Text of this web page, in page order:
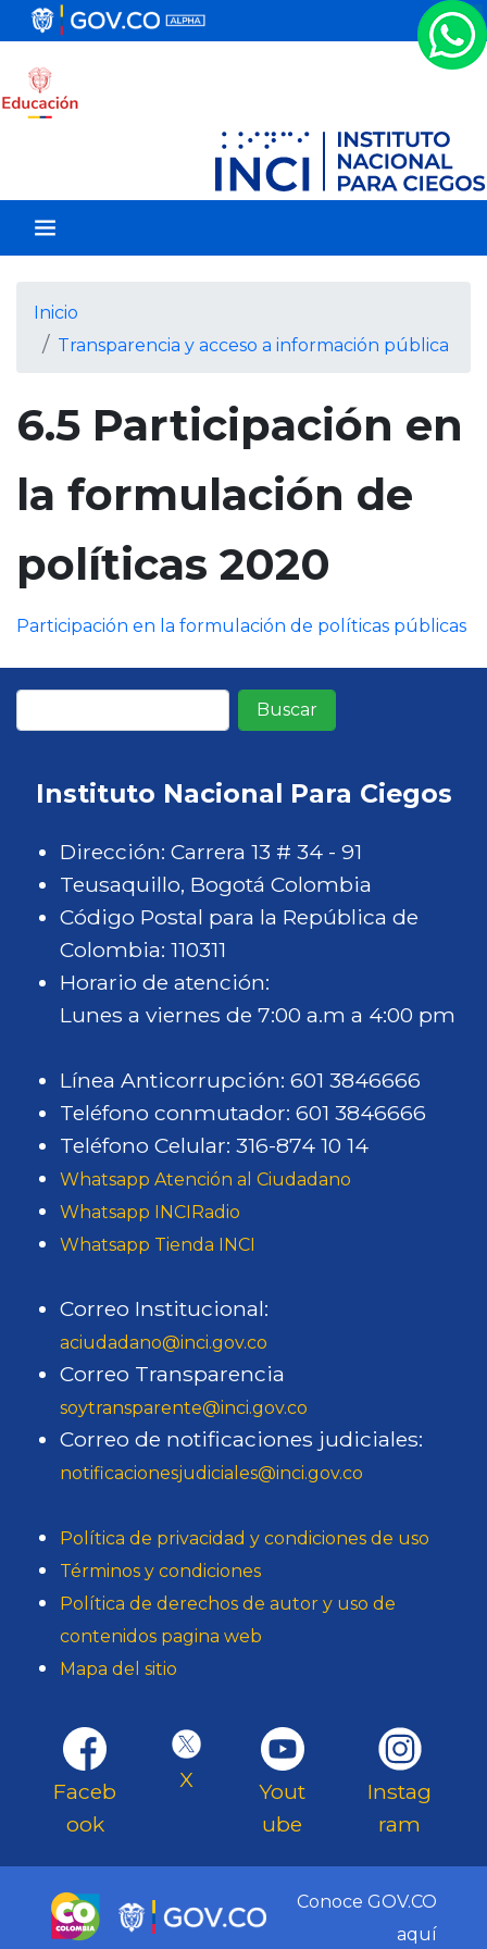
a
a
l
c
i
p
n
Inicio
Transparencia y acceso a información pública
6.5 Participación en
la formulación de
políticas 2020
Participación en la formulación de políticas públicas
Instituto Nacional Para Ciegos
Dirección: Carrera 13 # 34 - 91
Teusaquillo, Bogotá Colombia
Código Postal para la República de
Colombia: 110311
Horario de atención:
Lunes a viernes de 7:00 a.m a 4:00 pm
Línea Anticorrupción: 601 3846666
Teléfono conmutador: 601 3846666
Teléfono Celular: 316-874 10 14
Whatsapp Atención al Ciudadano
Whatsapp INCIRadio
Whatsapp Tienda INCI
Correo Institucional:
aciudadano@inci.gov.co
Correo Transparencia
soytransparente@inci.gov.co
Correo de notificaciones judiciales:
notificacionesjudiciales@inci.gov.co
Política de privacidad y condiciones de uso
Términos y condiciones
Política de derechos de autor y uso de
contenidos pagina web
Mapa del sitio
Faceb
ook
X
Yout
ube
Instag
ram
Conoce GOV.CO
aquí